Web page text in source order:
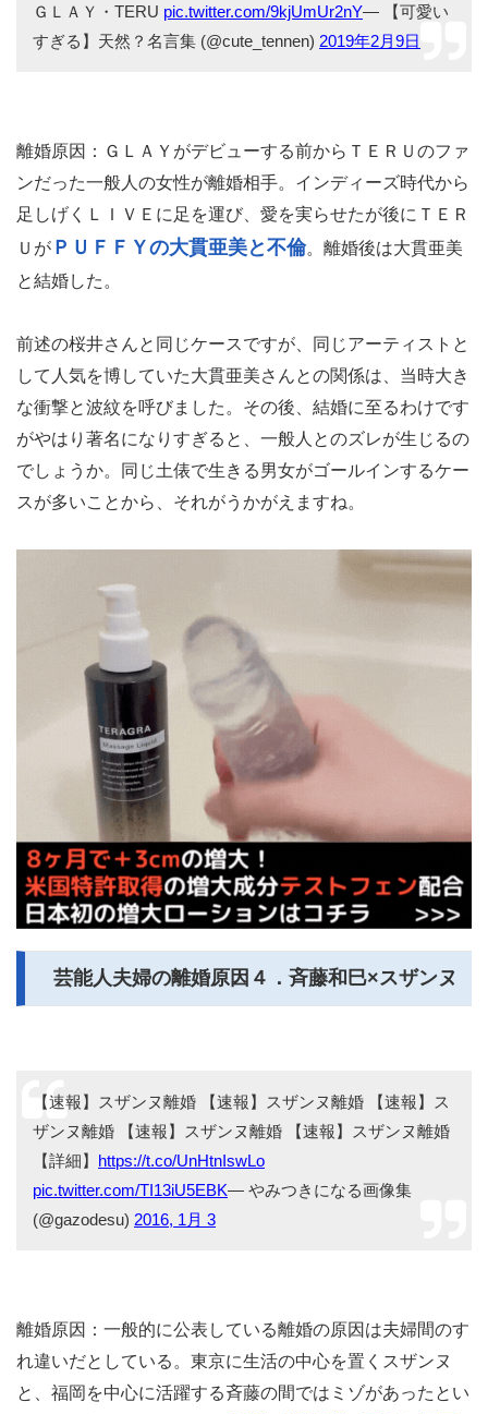
ＧＬＡＹ・TERU pic.twitter.com/9kjUmUr2nY— 【可愛い
すぎる】天然？名言集 (@cute_tennen) 2019年2月9日
離婚原因：ＧＬＡＹがデビューする前からＴＥＲＵのファ
ンだった一般人の女性が離婚相手。インディーズ時代から
足しげくＬＩＶＥに足を運び、愛を実らせたが後にＴＥＲ
Ｕが ＰＵＦＦＹの大貫亜美と不倫。離婚後は大貫亜美
と結婚した。
前述の桜井さんと同じケースですが、同じアーティストと
して人気を博していた大貫亜美さんとの関係は、当時大き
な衝撃と波紋を呼びました。その後、結婚に至るわけです
がやはり著名になりすぎると、一般人とのズレが生じるの
でしょうか。同じ土俵で生きる男女がゴールインするケー
スが多いことから、それがうかがえますね。
芸能人夫婦の離婚原因４．斉藤和巳×スザンヌ
【速報】スザンヌ離婚 【速報】スザンヌ離婚 【速報】ス
ザンヌ離婚 【速報】スザンヌ離婚 【速報】スザンヌ離婚
【詳細】 https://t.co/UnHtnIswLo
pic.twitter.com/TI13iU5EBK— やみつきになる画像集
(@gazodesu) 2016, 1月 3
離婚原因：一般的に公表している離婚の原因は夫婦間のす
れ違いだとしている。東京に生活の中心を置くスザンヌ
と、福岡を中心に活躍する斉藤の間ではミゾがあったとい